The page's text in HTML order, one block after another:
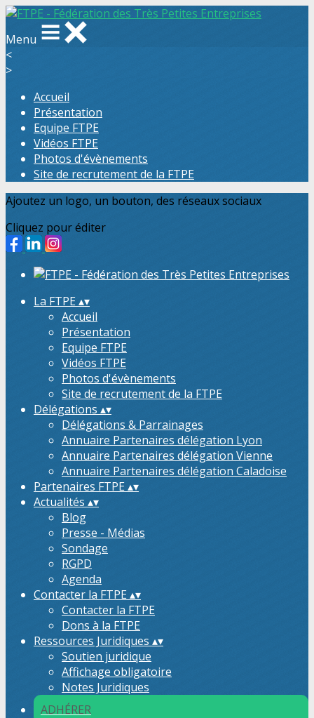
Menu
<
>
Accueil
Présentation
Equipe FTPE
Vidéos FTPE
Photos d'évènements
Site de recrutement de la FTPE
Ajoutez un logo, un bouton, des réseaux sociaux
Cliquez pour éditer
La FTPE▴▾
Accueil
Présentation
Equipe FTPE
Vidéos FTPE
Photos d'évènements
Site de recrutement de la FTPE
Délégations ▴▾
Délégations & Parrainages
Annuaire Partenaires délégation Lyon
Annuaire Partenaires délégation Vienne
Annuaire Partenaires délégation Caladoise
Partenaires FTPE▴▾
Actualités ▴▾
Blog
Presse - Médias
Sondage
RGPD
Agenda
Contacter la FTPE▴▾
Contacter la FTPE
Dons à la FTPE
Ressources Juridiques ▴▾
Soutien juridique
Affichage obligatoire
Notes Juridiques
ADHÉRER